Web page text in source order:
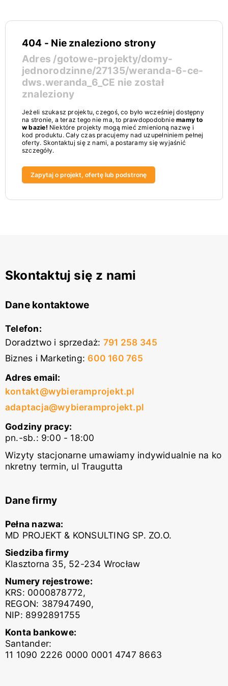
404 - Nie znaleziono strony
Adres /gotowe-projekty/domy-
jednorodzinne/27135/weranda-6-ce-
dws.weranda_6_CE nie został
znaleziony
Jeżeli szukasz projektu, czegoś, co było wcześniej dostępny
na stronie, a teraz tego nie ma, to prawdopodobniemamy to
w bazie! Niektóre projekty mogą mieć zmienioną nazwę i
kod produktu. Cały czas pracujemy nad uzupełniniem pełnej
oferty. Skontaktuj się z nami, a postaramy się wyjaśnić
szczegóły.
Zapytaj o projekt, ofertę lub podstronę
Skontaktuj się z nami
Dane kontaktowe
Telefon:
Doradztwo i sprzedaż: 791 258 345
Biznes i Marketing: 600 160 765
Adres email:
kontakt@wybieramprojekt.pl
adaptacja@wybieramprojekt.pl
Godziny pracy:
pn.-sb.: 9:00 - 18:00
Wizyty stacjonarne umawiamy indywidualnie na ko
nkretny termin, ul Traugutta
Dane firmy
Pełna nazwa:
MD PROJEKT & KONSULTING SP. ZO.O.
Siedziba firmy
Klasztorna 35, 52-234 Wrocław
Numery rejestrowe:
KRS: 0000878772,
REGON: 387947490,
NIP: 8992891755
Konta bankowe:
Santander:
11 1090 2226 0000 0001 4747 8663